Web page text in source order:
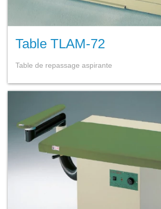
Table TLAM-72
Table de repassage aspirante